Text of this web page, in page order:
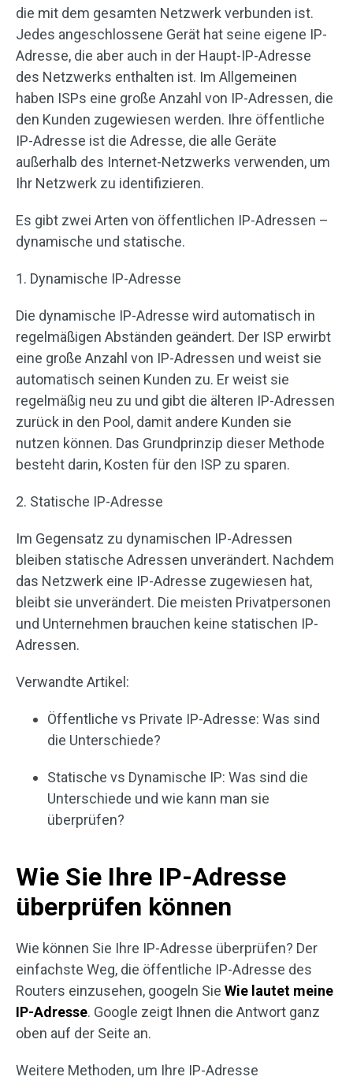
die mit dem gesamten Netzwerk verbunden ist.
Jedes angeschlossene Gerät hat seine eigene IP-
Adresse, die aber auch in der Haupt-IP-Adresse
des Netzwerks enthalten ist. Im Allgemeinen
haben ISPs eine große Anzahl von IP-Adressen, die
den Kunden zugewiesen werden. Ihre öffentliche
IP-Adresse ist die Adresse, die alle Geräte
außerhalb des Internet-Netzwerks verwenden, um
Ihr Netzwerk zu identifizieren.
Es gibt zwei Arten von öffentlichen IP-Adressen –
dynamische und statische.
1. Dynamische IP-Adresse
Die dynamische IP-Adresse wird automatisch in
regelmäßigen Abständen geändert. Der ISP erwirbt
eine große Anzahl von IP-Adressen und weist sie
automatisch seinen Kunden zu. Er weist sie
regelmäßig neu zu und gibt die älteren IP-Adressen
zurück in den Pool, damit andere Kunden sie
nutzen können. Das Grundprinzip dieser Methode
besteht darin, Kosten für den ISP zu sparen.
2. Statische IP-Adresse
Im Gegensatz zu dynamischen IP-Adressen
bleiben statische Adressen unverändert. Nachdem
das Netzwerk eine IP-Adresse zugewiesen hat,
bleibt sie unverändert. Die meisten Privatpersonen
und Unternehmen brauchen keine statischen IP-
Adressen.
Verwandte Artikel:
Öffentliche vs Private IP-Adresse: Was sind
die Unterschiede?
Statische vs Dynamische IP: Was sind die
Unterschiede und wie kann man sie
überprüfen?
Wie Sie Ihre IP-Adresse
überprüfen können
Wie können Sie Ihre IP-Adresse überprüfen? Der
einfachste Weg, die öffentliche IP-Adresse des
Routers einzusehen, googeln Sie Wie lautet meine
IP-Adresse. Google zeigt Ihnen die Antwort ganz
oben auf der Seite an.
Weitere Methoden, um Ihre IP-Adresse